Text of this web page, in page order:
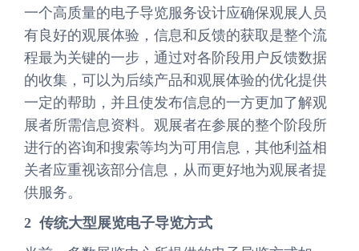
一个高质量的电子导览服务设计应确保观展人员
有良好的观展体验，信息和反馈的获取是整个流
程最为关键的一步，通过对各阶段用户反馈数据
的收集，可以为后续产品和观展体验的优化提供
一定的帮助，并且使发布信息的一方更加了解观
展者所需信息资料。观展者在参展的整个阶段所
进行的咨询和搜索等均为可用信息，其他利益相
关者应重视该部分信息，从而更好地为观展者提
供服务。
2 传统大型展览电子导览方式